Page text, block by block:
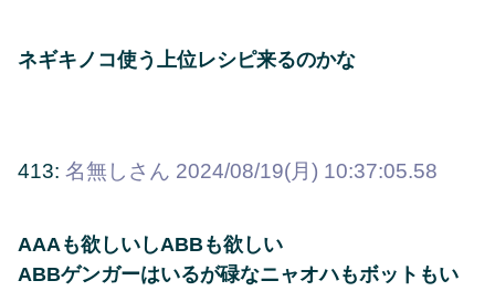
ネギキノコ使う上位レシピ来るのかな
413: 名無しさん 2024/08/19(月) 10:37:05.58
AAAも欲しいしABBも欲しい
ABBゲンガーはいるが碌なニャオハもボットもい